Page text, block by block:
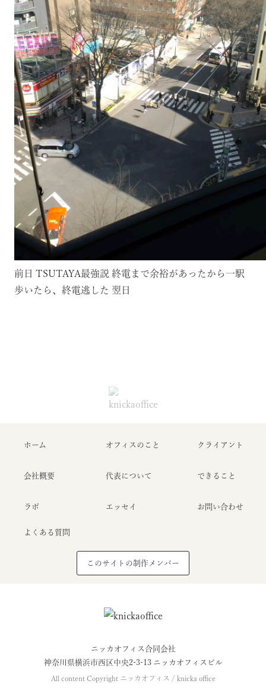
前日 TSUTAYA最強説 終電まで余裕があったから一駅
歩いたら、終電逃した 翌日
ホーム オフィスのこと クライアント
会社概要 代表について できること
ラボ エッセイ
よくある質問
お問い合わせ
このサイトの制作メンバー
ニッカオフィス合同会社
神奈川県横浜市西区中央2-3-13 ニッカオフィスビル
All content Copyright ニッカオフィス / knicka office